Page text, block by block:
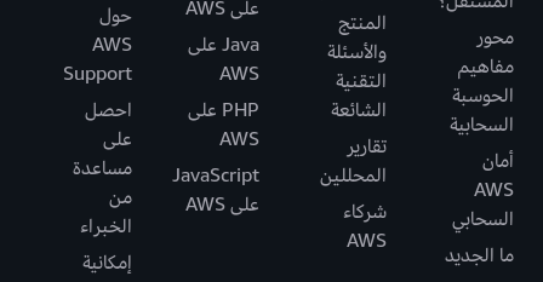
محور
مفاهيم
الحوسبة
السحابية
أمان
AWS
السحابي
ما الجديد
المنتج
والأسئلة
التقنية
الشائعة
تقارير
المحللين
شركاء
AWS
على AWS
Java على
AWS
PHP على
AWS
JavaScript
على AWS
حول
AWS
Support
احصل
على
مساعدة
من
الخبراء
إمكانية